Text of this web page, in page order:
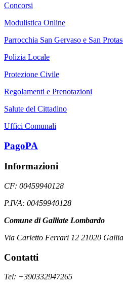
Concorsi
Modulistica Online
Parrocchia San Gervaso e San
Polizia Locale
Protezione Civile
Regolamenti e Prenotazioni
Salute del Cittadino
Uffici Comunali
PagoPA
Informazioni
CF: 00459940128
P.IVA: 00459940128
Comune di Galliate Lombardo
Via Carletto Ferrari 12 21020
Contatti
Tel: +390332947265